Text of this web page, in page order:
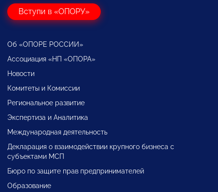
Вступи в «ОПОРУ»
Об «ОПОРЕ РОССИИ»
Ассоциация «НП «ОПОРА»
Новости
Комитеты и Комиссии
Региональное развитие
Экспертиза и Аналитика
Международная деятельность
Декларация о взаимодействии крупного бизнеса с
субъектами МСП
Бюро по защите прав предпринимателей
Образование